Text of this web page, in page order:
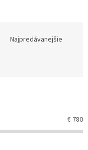
Najpredávanejšie
€ 780